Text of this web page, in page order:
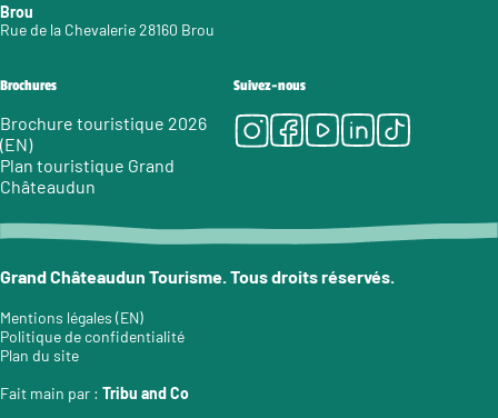
Brou
Rue de la Chevalerie 28160 Brou
Brochures
Brochure touristique 2026
(EN)
Plan touristique Grand
Châteaudun
Suivez-nous
Instagram
Facebook
Youtube
LinkedIn
Tiktok
Grand Châteaudun Tourisme. Tous droits réservés.
Mentions légales (EN)
Politique de confidentialité
Plan du site
Fait main par : Tribu and Co